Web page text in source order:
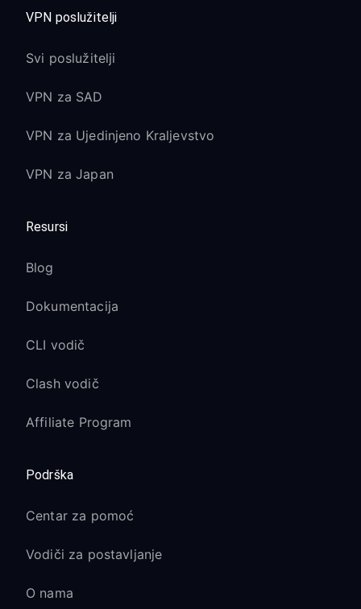
VPN poslužitelji
Svi poslužitelji
VPN za SAD
VPN za Ujedinjeno Kraljevstvo
VPN za Japan
Resursi
Blog
Dokumentacija
CLI vodič
Clash vodič
Affiliate Program
Podrška
Centar za pomoć
Vodiči za postavljanje
O nama